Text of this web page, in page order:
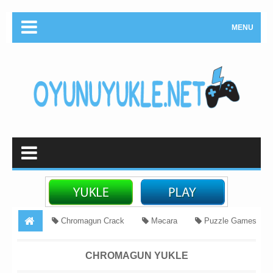
MENU
Chromagun Crack Məcara Puzzle Games
CHROMAGUN YUKLE